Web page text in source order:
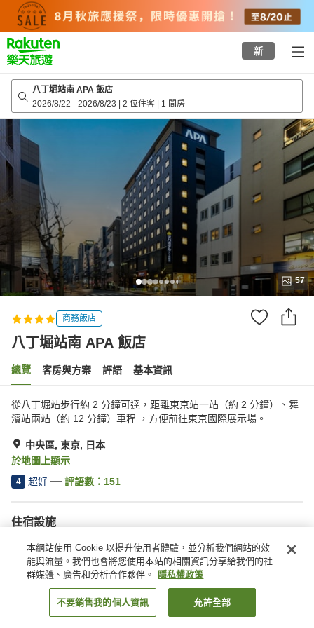
top
page
新
八丁堀站南 APA 飯店
2026/8/22 - 2026/8/23 | 2 位住客 | 1 間房
57
商務飯店
八丁堀站南 APA 飯店
總覽 客房與方案 評語 基本資訊
從八丁堀站步行約 2 分鐘可達，距離東京站一站（約 2 分鐘）、舞
濱站兩站（約 12 分鐘）車程 ，方便前往東京國際展示場。
中央區, 東京, 日本
於地圖上顯示
4 超好 評語數： 151
住宿設施
停車場
Spa／美容沙龍
餐廳
自動販賣機
找客房
本網站使用 Cookie 以提升使用者體驗，並分析我們網站的效
能與流量。我們也會將您使用本站的相關資訊分享給我們的社
群媒體、廣告和分析合作夥伴。
隱私權政策
不要銷售我的個人資訊 允許全部